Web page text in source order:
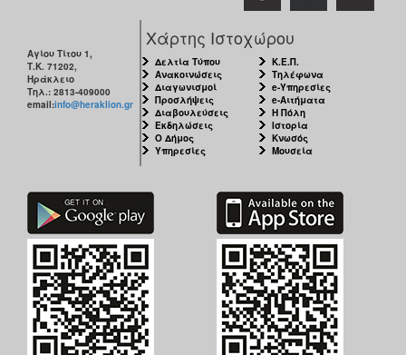
Αγίου Τίτου 1,
Τ.Κ. 71202,
Ηράκλειο
Τηλ.: 2813-409000
email:info@heraklion.gr
Χάρτης Ιστοχώρου
Δελτία Τύπου
Ανακοινώσεις
Διαγωνισμοί
Προσλήψεις
Διαβουλεύσεις
Εκδηλώσεις
Ο Δήμος
Υπηρεσίες
Κ.Ε.Π.
Τηλέφωνα
e-Υπηρεσίες
e-Αιτήματα
Η Πόλη
Ιστορία
Κνωσός
Μουσεία